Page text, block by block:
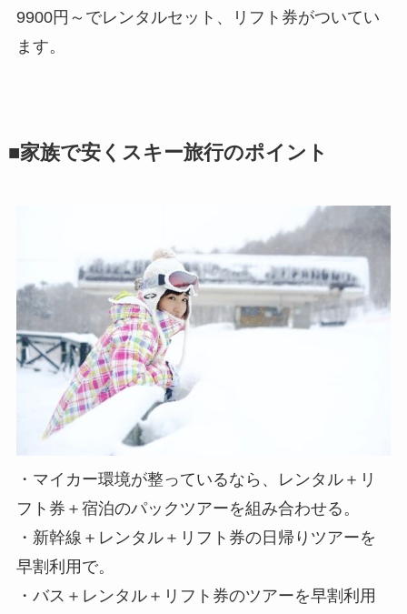
9900円～でレンタルセット、リフト券がついてい
ます。
■家族で安くスキー旅行のポイント
・マイカー環境が整っているなら、レンタル＋リ
フト券＋宿泊のパックツアーを組み合わせる。
・新幹線＋レンタル＋リフト券の日帰りツアーを
早割利用で。
・バス＋レンタル＋リフト券のツアーを早割利用